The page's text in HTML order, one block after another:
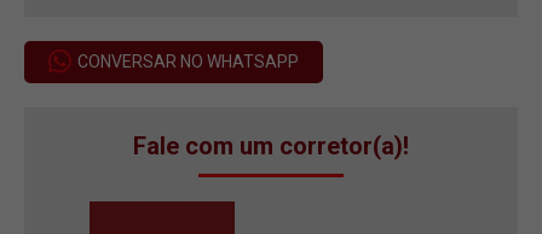
CONVERSAR NO WHATSAPP
Fale com um corretor(a)!